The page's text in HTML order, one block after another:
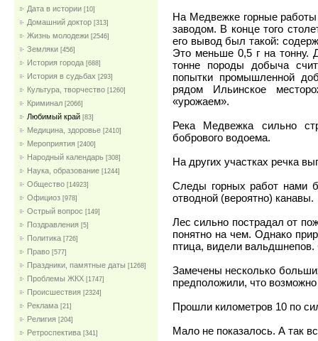
Дата в истории [10]
Домашний доктор [313]
Жизнь молодежи [2546]
Земляки [456]
История города [688]
История в судьбах [293]
Культура, творчество [1260]
Криминал [2066]
Любимый край [83]
Медицина, здоровье [2410]
Мероприятия [2400]
Народный календарь [308]
Наука, образование [1244]
Общество [14923]
Официоз [978]
Острый вопрос [149]
Поздравления [5]
Политика [726]
Право [577]
Праздники, памятные даты [1268]
Проблемы ЖКХ [1747]
Проиcшествия [2324]
Реклама [21]
Религия [204]
Ретроспектива [341]
На Медвежке горные работы
заводом. В конце того
его вывод был такой:
Это меньше 0,5 г на тонну.
тонне породы добыча
попытки промышленной
рядом Ильинское
«урожаем».
Река Медвежка сильно
бобрового водоема.
На других участках речка
Следы горных работ нами
отводной (вероятно) канавы.
Лес сильно пострадал от
понятно на чем. Однако
птица, видели вальдшнепов.
Замечены несколько
предположили, что
Прошли километров 10 по
Мало не показалось. А так